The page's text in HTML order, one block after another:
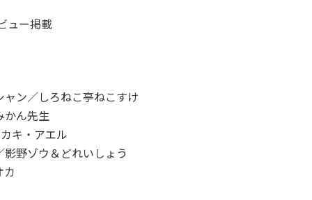
ュー掲載
ン／しろねこ亭ねこすけ
かん先生
キ・アエル
野ゾウ＆どれいしょう
カ